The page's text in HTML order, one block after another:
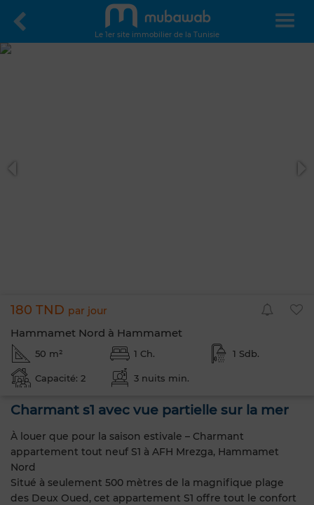
Le 1er site immobilier de la Tunisie
180 TND par jour
Hammamet Nord à Hammamet
50 m² 1 Ch. 1 Sdb.
Capacité: 2 3 nuits min.
Charmant s1 avec vue partielle sur la mer
À louer que pour la saison estivale – Charmant
appartement tout neuf S1 à AFH Mrezga, Hammamet
Nord
Situé à seulement 500 mètres de la magnifique plage
des Deux Oued, cet appartement S1 offre tout le confort